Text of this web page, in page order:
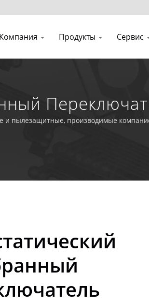
Компания Продукты Сервис
Класса
пылезащитные, производимые